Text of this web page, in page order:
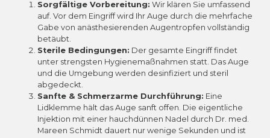
Sorgfältige Vorbereitung: Wir klären Sie umfassend
auf. Vor dem Eingriff wird Ihr Auge durch die mehrfache
Gabe von anästhesierenden Augentropfen vollständig
betäubt.
Sterile Bedingungen: Der gesamte Eingriff findet
unter strengsten Hygienemaßnahmen statt. Das Auge
und die Umgebung werden desinfiziert und steril
abgedeckt.
Sanfte & Schmerzarme Durchführung: Eine
Lidklemme hält das Auge sanft offen. Die eigentliche
Injektion mit einer hauchdünnen Nadel durch Dr. med.
Mareen Schmidt dauert nur wenige Sekunden und ist